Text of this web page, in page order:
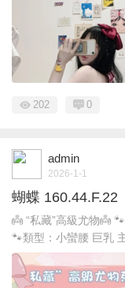
202 0
admin
2026-1-1
蝴蝶 160.44.F.22
👼 “私藏”高級尤物👼
🐾類型：小蠻腰 巨乳